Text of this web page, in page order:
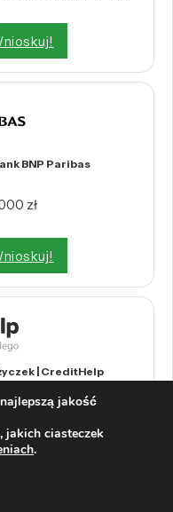
BNP Paribas
zł
| CreditHelp
nadpłat
z
jakość
jakich ciasteczek
.